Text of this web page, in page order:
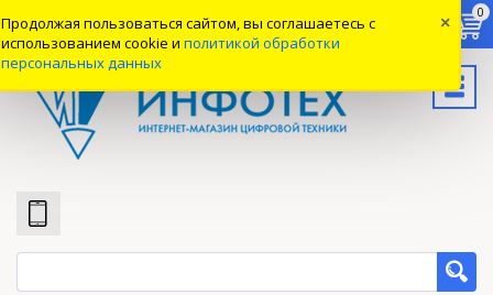
Продолжая пользоваться сайтом, вы соглашаетесь с
использованием cookie и политикой обработки
персональных данных
×
Вход
0